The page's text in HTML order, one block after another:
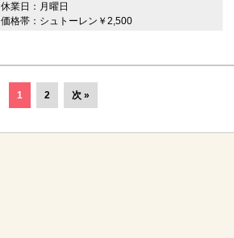
休業日：月曜日
価格帯：シュトーレン￥2,500
1 2 次 »